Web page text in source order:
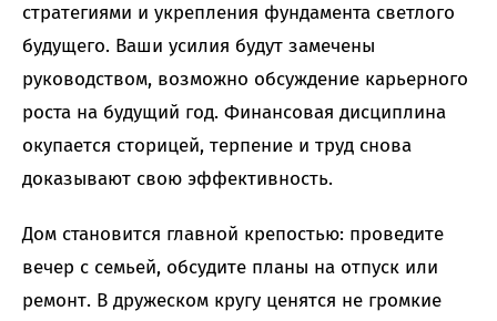
стратегиями и укрепления фундамента светлого
будущего. Ваши усилия будут замечены
руководством, возможно обсуждение карьерного
роста на будущий год. Финансовая дисциплина
окупается сторицей, терпение и труд снова
доказывают свою эффективность.
Дом становится главной крепостью: проведите
вечер с семьей, обсудите планы на отпуск или
ремонт. В дружеском кругу ценятся не громкие